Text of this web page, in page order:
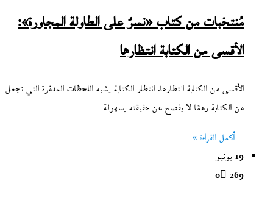
مُنتخبات من كتاب «نسرٌ على الطاولة المجاورة»:
الأقسى من الكتابة انتظارها
الأقسى من الكتابة انتظارها. انتظار الكتابة يشبه اللحظات المدمّرة التي تجعل
من الكتابة وهمًا لا يفصح عن حقيقته بسهولة
أكمل القراءة »
19 يونيو
0 269